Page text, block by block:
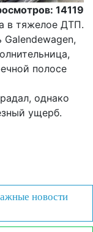
14119
в тяжелое ДТП.
полосе
однако
ущерб.
новости